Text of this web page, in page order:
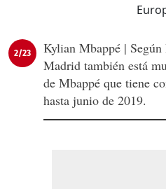
2/23
Kylian Mbappé |
Madrid también está
de Mbappé que tiene
hasta junio de 2019.